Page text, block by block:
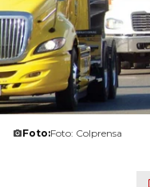
Foto:Foto: Colprensa